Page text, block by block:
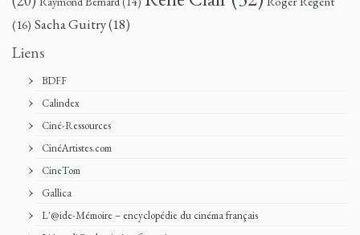
(16) Sacha Guitry(18)
Liens
BDFF
Calindex
Ciné-Ressources
CinéArtistes.com
CineTom
Gallica
L'@ide-Mémoire – encyclopédie du cinéma français